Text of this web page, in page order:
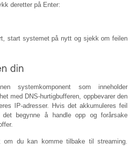
deretter på Enter:
start systemet på nytt og sjekk om feilen
systemkomponent som inneholder
med DNS-hurtigbufferen, oppbevarer den
IP-adresser. Hvis det akkumuleres feil
begynne å handle opp og forårsake
du kan komme tilbake til streaming.